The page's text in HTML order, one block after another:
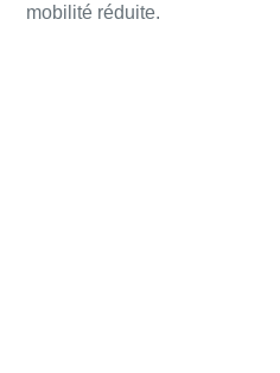
mobilité réduite.